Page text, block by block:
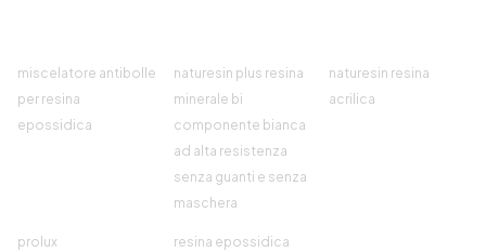
miscelatore antibolle
per resina
epossidica
naturesin plus resina
minerale bi
componente bianca
ad alta resistenza
senza guanti e senza
maschera
naturesin resina
acrilica
prolux
resina epossidica